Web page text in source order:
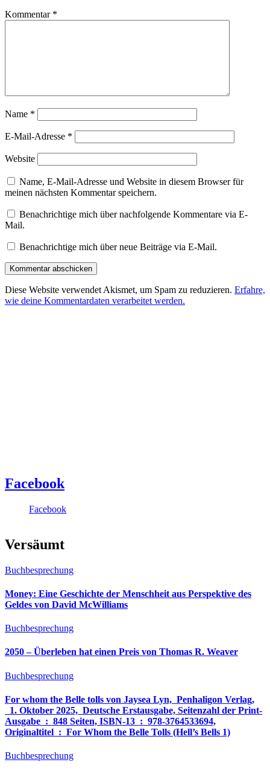
Kommentar *
Name *
E-Mail-Adresse *
Website
Name, E-Mail-Adresse und Website in diesem Browser für
meinen nächsten Kommentar speichern.
Benachrichtige mich über nachfolgende Kommentare via E-
Mail.
Benachrichtige mich über neue Beiträge via E-Mail.
Diese Website verwendet Akismet, um Spam zu reduzieren. Erfahre,
wie deine Kommentardaten verarbeitet werden.
Facebook
Facebook
Versäumt
Buchbesprechung
Money: Eine Geschichte der Menschheit aus Perspektive des
Geldes von David McWilliams
Buchbesprechung
2050 – Überleben hat einen Preis von Thomas R. Weaver
Buchbesprechung
For whom the Belle tolls von Jaysea Lyn, ‎ Penhaligon Verlag,
‎ 1. Oktober 2025, ‎ Deutsche Erstausgabe, Seitenzahl der Print-
Ausgabe ‏ : ‎ 848 Seiten, ISBN-13 ‏ : ‎ 978-3764533694,
Originaltitel ‏ : ‎ For Whom the Belle Tolls (Hell’s Bells 1)
Buchbesprechung